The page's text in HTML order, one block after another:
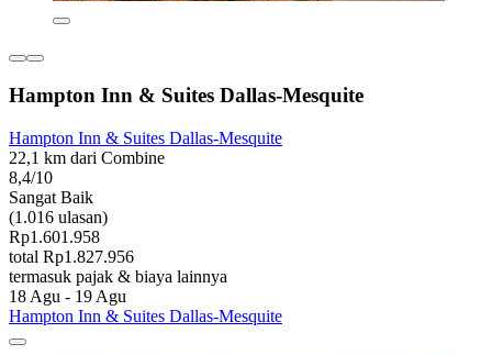
Hampton Inn & Suites Dallas-Mesquite
Hampton Inn & Suites Dallas-Mesquite
22,1 km dari Combine
8,4/10
Sangat Baik
(1.016 ulasan)
Rp1.601.958
total Rp1.827.956
termasuk pajak & biaya lainnya
18 Agu - 19 Agu
Hampton Inn & Suites Dallas-Mesquite